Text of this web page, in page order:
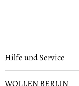
Hilfe und Service
WOLLEN BERLIN